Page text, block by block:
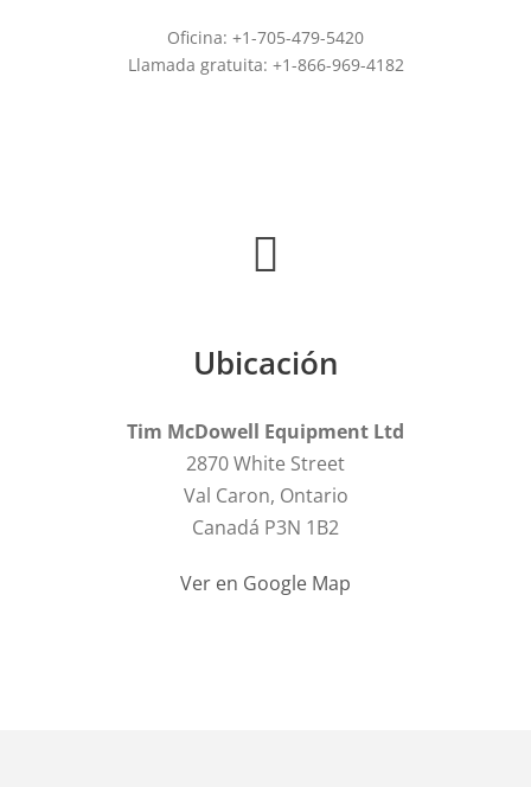
Oficina: +1-705-479-5420
Llamada gratuita: +1-866-969-4182
Ubicación
Tim McDowell Equipment Ltd
2870 White Street
Val Caron, Ontario
Canadá P3N 1B2
Ver en Google Map